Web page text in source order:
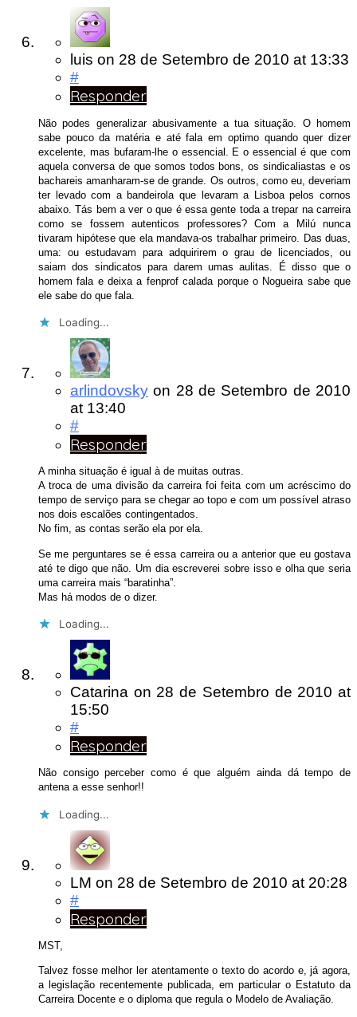
luis on 28 de Setembro de 2010 at 13:33
#
Responder
Não podes generalizar abusivamente a tua situação. O homem
sabe pouco da matéria e até fala em optimo quando quer dizer
excelente, mas bufaram-lhe o essencial. E o essencial é que com
aquela conversa de que somos todos bons, os sindicaliastas e os
bachareis amanharam-se de grande. Os outros, como eu, deveriam
ter levado com a bandeirola que levaram a Lisboa pelos cornos
abaixo. Tás bem a ver o que é essa gente toda a trepar na carreira
como se fossem autenticos professores? Com a Milú nunca
tivaram hipótese que ela mandava-os trabalhar primeiro. Das duas,
uma: ou estudavam para adquirirem o grau de licenciados, ou
saiam dos sindicatos para darem umas aulitas. É disso que o
homem fala e deixa a fenprof calada porque o Nogueira sabe que
ele sabe do que fala.
Loading...
arlindovsky on 28 de Setembro de 2010
at 13:40
#
Responder
A minha situação é igual à de muitas outras.
A troca de uma divisão da carreira foi feita com um acréscimo do
tempo de serviço para se chegar ao topo e com um possível atraso
nos dois escalões contingentados.
No fim, as contas serão ela por ela.
Se me perguntares se é essa carreira ou a anterior que eu gostava
até te digo que não. Um dia escreverei sobre isso e olha que seria
uma carreira mais “baratinha”.
Mas há modos de o dizer.
Loading...
Catarina on 28 de Setembro de 2010at
15:50
#
Responder
Não consigo perceber como é que alguém ainda dá tempo de
antena a esse senhor!!
Loading...
LM on 28 de Setembro de 2010 at 20:28
#
Responder
MST,
Talvez fosse melhor ler atentamente o texto do acordo e, já agora,
a legislação recentemente publicada, em particular o Estatuto da
Carreira Docente e o diploma que regula o Modelo de Avaliação.